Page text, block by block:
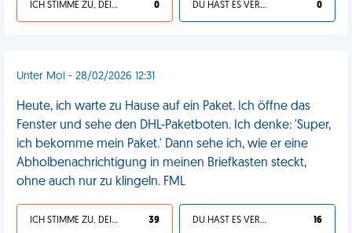
ICH STIMME ZU, DEIN LEBEN IST SCHEISSE 0 DU HAST ES VERDIENT 0
Unter Moi - 28/02/2026 12:31
Heute, ich warte zu Hause auf ein Paket. Ich öffne das
Fenster und sehe den DHL-Paketboten. Ich denke: 'Super,
ich bekomme mein Paket.' Dann sehe ich, wie er eine
Abholbenachrichtigung in meinen Briefkasten steckt,
ohne auch nur zu klingeln. FML
ICH STIMME ZU, DEIN LEBEN IST SCHEISSE 39 DU HAST ES VERDIENT 16